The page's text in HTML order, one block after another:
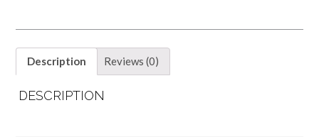
Description Reviews (0)
DESCRIPTION